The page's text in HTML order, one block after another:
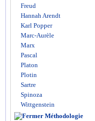
Freud
Hannah Arendt
Karl Popper
Marc-Aurèle
Marx
Pascal
Platon
Plotin
Sartre
Spinoza
Wittgenstein
Méthodologie